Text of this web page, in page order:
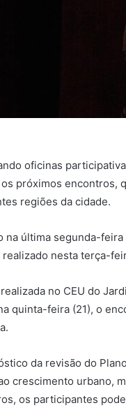
oficinas
próximos encontros,
regiões da cidade.
última segunda-
nesta terça-
no CEU do
quinta-feira (21), o
da revisão do
crescimento urbano,
os participantes